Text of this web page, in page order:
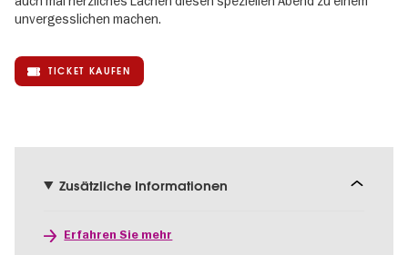
unvergesslichen machen.
TICKET KAUFEN
Zusätzliche Informationen
Erfahren Sie mehr